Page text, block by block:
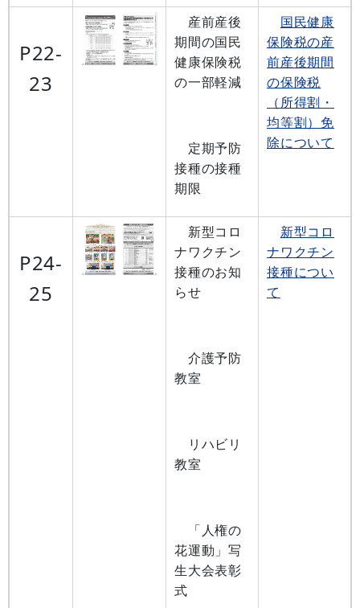
P22-
23
産前産後
期間の国民
健康保険税
の一部軽減
定期予防
接種の接種
期限
国民健康
保険税の産
前産後期間
の保険税
（所得割・
均等割）免
除について
P24-
25
新型コロ
ナワクチン
接種のお知
らせ
介護予防
教室
リハビリ
教室
「人権の
花運動」写
生大会表彰
式
新型コロ
ナワクチン
接種につい
て